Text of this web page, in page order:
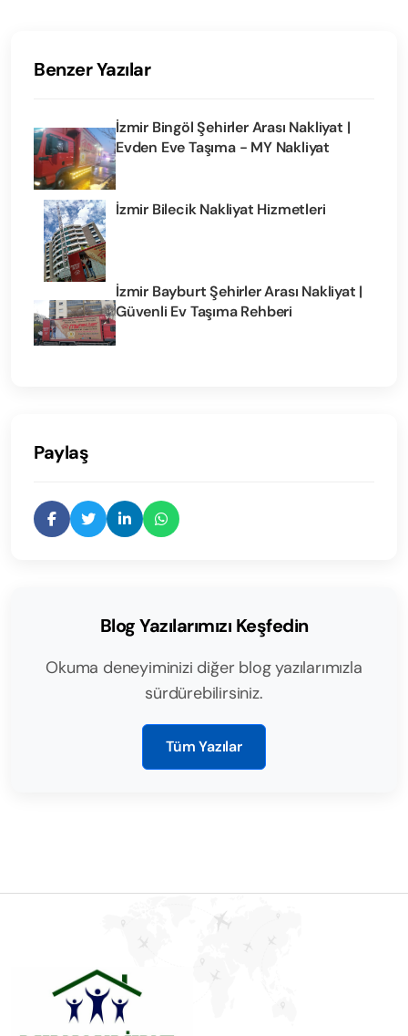
Benzer Yazılar
İzmir Bingöl Şehirler Arası Nakliyat |
Evden Eve Taşıma - MY Nakliyat
İzmir Bilecik Nakliyat Hizmetleri
İzmir Bayburt Şehirler Arası Nakliyat |
Güvenli Ev Taşıma Rehberi
Paylaş
Blog Yazılarımızı Keşfedin
Okuma deneyiminizi diğer blog yazılarımızla
sürdürebilirsiniz.
Tüm Yazılar